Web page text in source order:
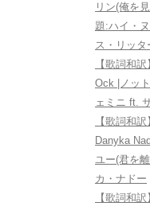
リン(俺を
題:ハイ・
ス・リッタ
【歌詞和
Ock |ノッ
ェミニ ft.
【歌詞和
Danyka
ユー(君を
カ・ナドー
【歌詞和